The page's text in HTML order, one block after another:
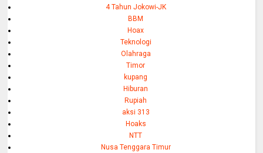
4 Tahun Jokowi-JK
BBM
Hoax
Teknologi
Olahraga
Timor
kupang
Hiburan
Rupiah
aksi 313
Hoaks
NTT
Nusa Tenggara Timur